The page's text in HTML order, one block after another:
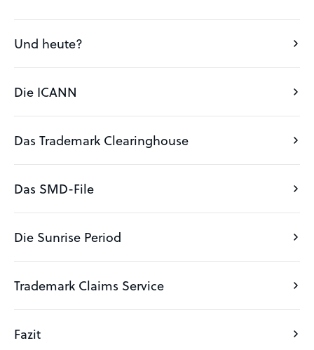
Und heute?
Die ICANN
Das Trademark Clearinghouse
Das SMD-File
Die Sunrise Period
Trademark Claims Service
Fazit